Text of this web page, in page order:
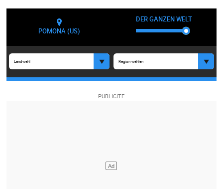
POMONA (US)
DER GANZEN WELT
Landwahl Region wählen